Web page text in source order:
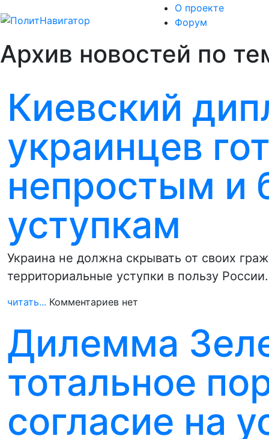
О проекте
Форум
Архив новостей по
Киевский
украинцев
непростым и
уступкам
Украина не должна скрывать от своих
территориальные уступки в пользу
читать... Комментариев нет
Дилемма
тотальное
согласие на